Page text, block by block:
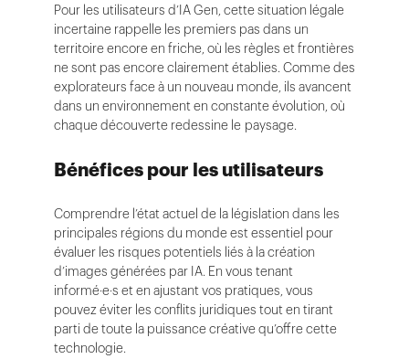
Pour les utilisateurs d’IA Gen, cette situation légale
incertaine rappelle les premiers pas dans un
territoire encore en friche, où les règles et frontières
ne sont pas encore clairement établies. Comme des
explorateurs face à un nouveau monde, ils avancent
dans un environnement en constante évolution, où
chaque découverte redessine le paysage.
Bénéfices pour les utilisateurs
Comprendre l’état actuel de la législation dans les
principales régions du monde est essentiel pour
évaluer les risques potentiels liés à la création
d’images générées par IA. En vous tenant
informé·e·s et en ajustant vos pratiques, vous
pouvez éviter les conflits juridiques tout en tirant
parti de toute la puissance créative qu’offre cette
technologie.